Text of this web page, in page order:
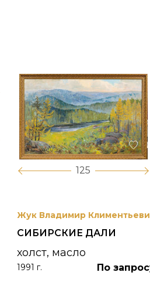
125
Жук Владимир
СИБИРСКИЕ ДАЛИ
холст, масло
1991 г. По